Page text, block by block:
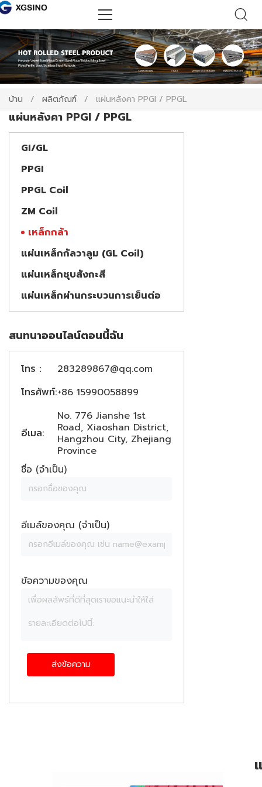
บ้าน / ผลิตภัณฑ์ / แผ่นหลังคา PPGI / PPGL
แผ่นหลังคา PPGI / PPGL
GI/GL
PPGI
PPGL Coil
ZM Coil
เหล็กกล้า
แผ่นเหล็กกัลวาลูม (GL Coil)
แผ่นเหล็กชุบสังกะสี
แผ่นเหล็กผ่านกระบวนการเย็นต่อ
สนทนาออนไลน์ตอนนี้ฉัน
โทร :
283289867@qq.com
โทรศัพท์:+86 15990058899
อีเมล:
No. 776 Jianshe 1st
Road, Xiaoshan District,
Hangzhou City, Zhejiang
Province
ชื่อ (จำเป็น)
อีเมล์ของคุณ (จำเป็น)
ข้อความของคุณ